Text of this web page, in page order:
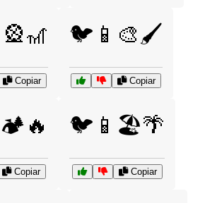
Copiar
🐦📱🎨🖌️
Copiar
Copiar
🐦📱🏖️🌴
Copiar